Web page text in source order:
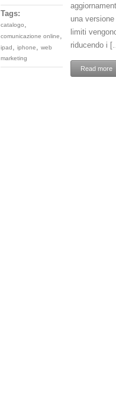
Tags:
catalogo,
comunicazione online,
ipad, iphone, web
marketing
una
limiti
riducendo i
Read more